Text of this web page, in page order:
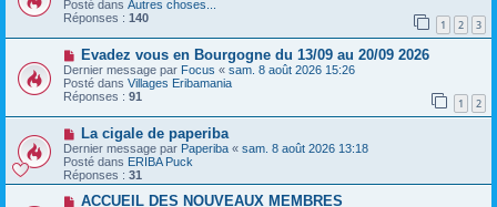
e
s
s
a
g
e
v
e
a
m
e
s
s
a
e
Posté dans Autres choses...
Réponses : 140 1 2 3
N
o
u
v
e
a
u
m
e
s
s
a
Evadez vous en Bourgogne du 13/09 au 20/09 2026
Dernier message par Focus « sam. 8 août 2026 15:26
Posté dans Villages Eribamania
Réponses : 91 1 2
N
o
u
v
e
La cigale de paperiba
Dernier message par Paperiba « sam. 8 août 2026 13:18
Posté dans ERIBA Puck
Réponses : 31
N
ACCUEIL DES NOUVEAUX MEMBRES